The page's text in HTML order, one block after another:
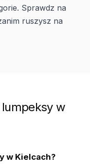
Sprawdz na
ruszysz na
w
w Kielcach?